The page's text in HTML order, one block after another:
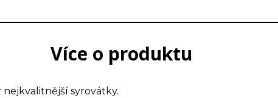
Více o produktu
nejkvalitnější syrovátky.